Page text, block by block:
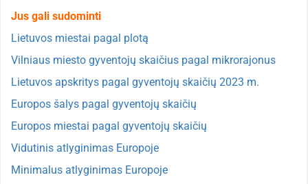
Jus gali sudominti
Lietuvos miestai pagal plotą
Vilniaus miesto gyventojų skaičius pagal mikrorajonus
Lietuvos apskritys pagal gyventojų skaičių 2023 m.
Europos šalys pagal gyventojų skaičių
Europos miestai pagal gyventojų skaičių
Vidutinis atlyginimas Europoje
Minimalus atlyginimas Europoje